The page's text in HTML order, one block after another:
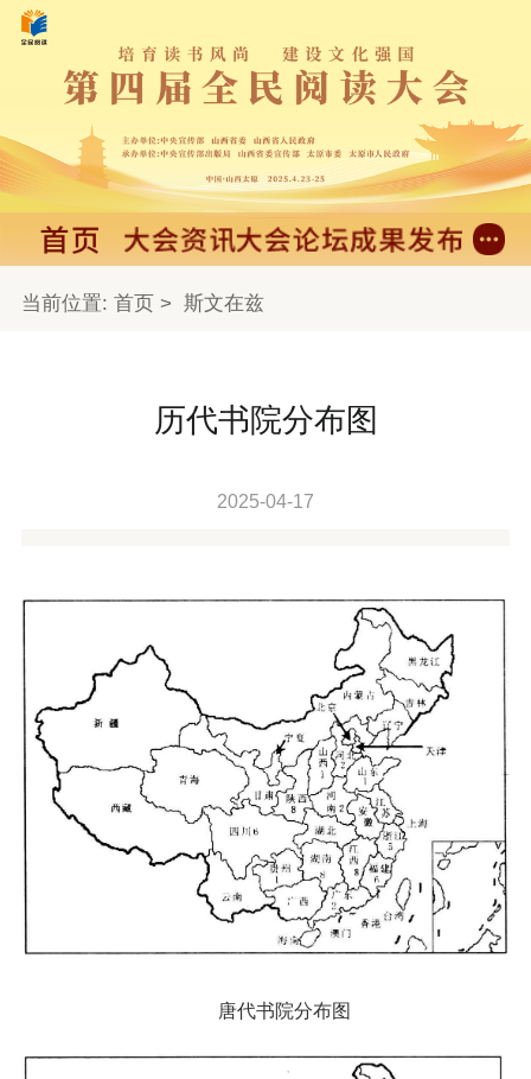
当前位置: 首页 > 斯文在兹
历代书院分布图
2025-04-17
唐代书院分布图